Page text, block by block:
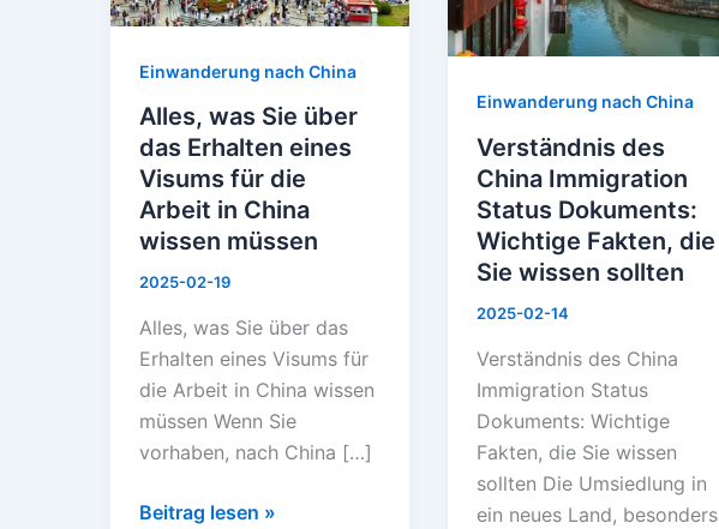
Einwanderung nach China
Alles, was Sie über
das Erhalten eines
Visums für die
Arbeit in China
wissen müssen
2025-02-19
Alles, was Sie über das
Erhalten eines Visums für
die Arbeit in China wissen
müssen Wenn Sie
vorhaben, nach China […]
Erhalten
eines
für
die
Arbeit
in
China
wissen
Beitrag lesen »
Einwanderung nach China
Verständnis des
China Immigration
Status Dokuments:
Wichtige Fakten, die
Sie wissen sollten
2025-02-14
Verständnis des China
Immigration Status
Dokuments: Wichtige
Fakten, die Sie wissen
sollten Die Umsiedlung in
ein neues Land, besonders
Dokuments:
Wichtige
Fakten,
Sie
wissen
sollten